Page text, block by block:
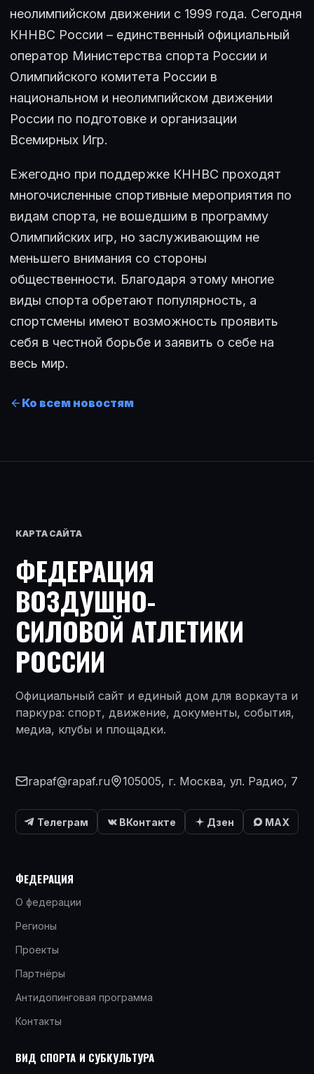
неолимпийском движении с 1999 года. Сегодня
КННВС России – единственный официальный
оператор Министерства спорта России и
Олимпийского комитета России в
национальном и неолимпийском движении
России по подготовке и организации
Всемирных Игр.
Ежегодно при поддержке КННВС проходят
многочисленные спортивные мероприятия по
видам спорта, не вошедшим в программу
Олимпийских игр, но заслуживающим не
меньшего внимания со стороны
общественности. Благодаря этому многие
виды спорта обретают популярность, а
спортсмены имеют возможность проявить
себя в честной борьбе и заявить о себе на
весь мир.
Ко всем новостям
КАРТА САЙТА
ФЕДЕРАЦИЯ
ВОЗДУШНО-
СИЛОВОЙ АТЛЕТИКИ
РОССИИ
Официальный сайт и единый дом для воркаута и
паркура: спорт, движение, документы, события,
медиа, клубы и площадки.
rapaf@rapaf.ru 105005, г. Москва, ул. Радио, 7
Телеграм ВКонтакте Дзен MAX
ФЕДЕРАЦИЯ
О федерации
Регионы
Проекты
Партнёры
Антидопинговая программа
Контакты
ВИД СПОРТА И СУБКУЛЬТУРА